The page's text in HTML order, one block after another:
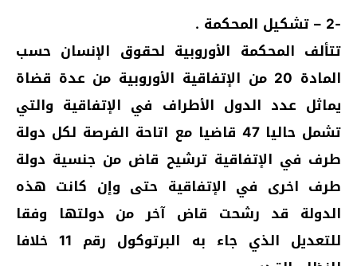
-2 – تشكيل المحكمة .
تتألف المحكمة الأوروبية لحقوق الإنسان حسب
المادة 20 من الإتفاقية الأوروبية من عدة قضاة
يماثل عدد الدول الأطراف في الإتفاقية والتي
تشمل حاليا 47 قاضيا مع اتاحة الفرصة لكل دولة
طرف في الإتفاقية ترشيح قاض من جنسية دولة
طرف اخرى في الإتفاقية حتى وإن كانت هذه
الدولة قد رشحت قاض آخر من دولتها وفقا
للتعديل الذي جاء به البرتوكول رقم 11 خلافا